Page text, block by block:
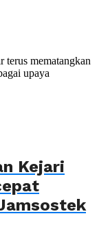
terus mematangkan
upaya
Kejari